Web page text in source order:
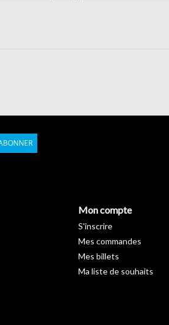
Les frais de participation seront facturés
Max. de 5 participants par jour de
Ils pourront vous conseiller sur la
Mon compte
S'inscrire
Mes commandes
Mes billets
Ma liste de souhaits